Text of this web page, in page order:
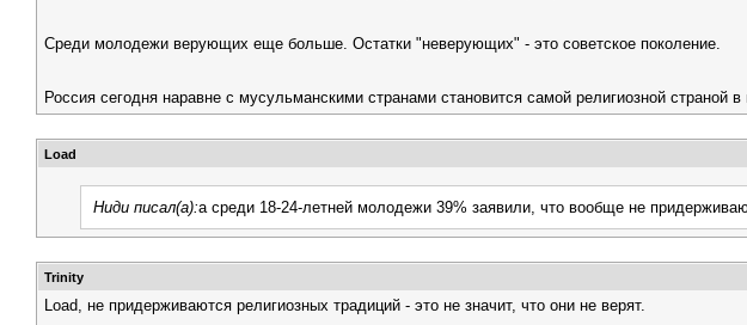
Среди молодежи верующих еще больше. Остатки "неверующих" - это советское поколение.
Россия сегодня наравне с мусульманскими странами становится самой религиозной страной в
Load
Ниди писал(а):а среди 18-24-летней молодежи 39% заявили, что вообще не
Trinity
Load, не придерживаются религиозных традиций - это не значит, что они не верят.